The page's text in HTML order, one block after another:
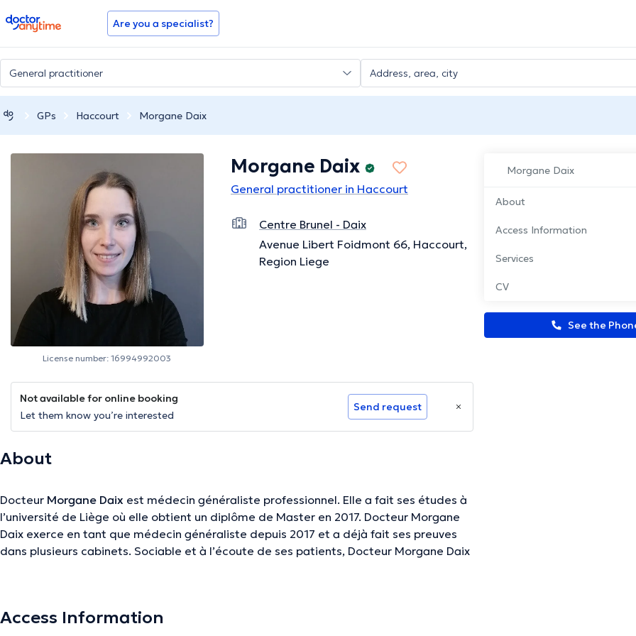
doctoranytime Are you a specialist?
GPs Haccourt Morgane Daix
Morgane Daix
About
Access Information
Services
CV
See the
License number: 16994992003
Morgane Daix
General practitioner in Haccourt
Centre Brunel - Daix
Avenue Libert Foidmont 66, Haccourt,
Region Liege
Not available for online booking
Let them know you’re interested
Send request
About
Docteur Morgane Daix est médecin généraliste professionnel. Elle a fait ses études à
l’université de Liège où elle obtient un diplôme de Master en 2017. Docteur Morgane
Daix exerce en tant que médecin généraliste depuis 2017 et a déjà fait ses preuves
dans plusieurs cabinets. Sociable et à l’écoute de ses patients, Docteur Morgane Daix
et bien d’autres. Membre de l’association SSMG, le docteur Daix est toujours à l’affût
Access Information